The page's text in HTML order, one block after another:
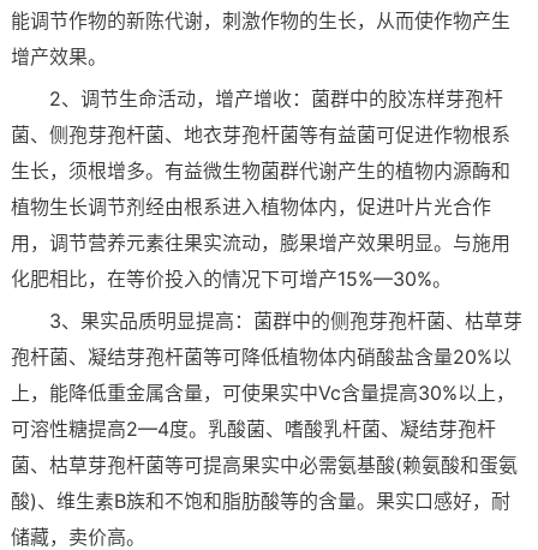
能调节作物的新陈代谢，刺激作物的生长，从而使作物产生
增产效果。
2、调节生命活动，增产增收：菌群中的胶冻样芽孢杆
菌、侧孢芽孢杆菌、地衣芽孢杆菌等有益菌可促进作物根系
生长，须根增多。有益微生物菌群代谢产生的植物内源酶和
植物生长调节剂经由根系进入植物体内，促进叶片光合作
用，调节营养元素往果实流动，膨果增产效果明显。与施用
化肥相比，在等价投入的情况下可增产15%—30%。
3、果实品质明显提高：菌群中的侧孢芽孢杆菌、枯草芽
孢杆菌、凝结芽孢杆菌等可降低植物体内硝酸盐含量20%以
上，能降低重金属含量，可使果实中Vc含量提高30%以上，
可溶性糖提高2—4度。乳酸菌、嗜酸乳杆菌、凝结芽孢杆
菌、枯草芽孢杆菌等可提高果实中必需氨基酸(赖氨酸和蛋氨
酸)、维生素B族和不饱和脂肪酸等的含量。果实口感好，耐
储藏，卖价高。